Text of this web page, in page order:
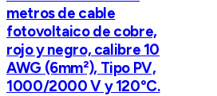
metros de cable
fotovoltaico de cobre,
rojo y negro, calibre 10
AWG (6mm²), Tipo PV,
1000/2000 V y 120°C.